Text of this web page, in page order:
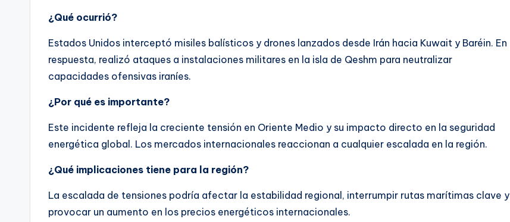
¿Qué ocurrió?
Estados Unidos interceptó misiles balísticos y drones lanzados desde Irán hacia Kuwait y Baréin. En
respuesta, realizó ataques a instalaciones militares en la isla de Qeshm para neutralizar
capacidades ofensivas iraníes.
¿Por qué es importante?
Este incidente refleja la creciente tensión en Oriente Medio y su impacto directo en la seguridad
energética global. Los mercados internacionales reaccionan a cualquier escalada en la región.
¿Qué implicaciones tiene para la región?
La escalada de tensiones podría afectar la estabilidad regional, interrumpir rutas marítimas clave y
provocar un aumento en los precios energéticos internacionales.